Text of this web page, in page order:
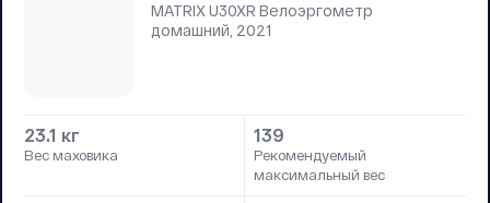
MATRIX U30XR Велоэргометр
домашний, 2021
23.1 кг
Вес маховика
139
Рекомендуемый
максимальный вес